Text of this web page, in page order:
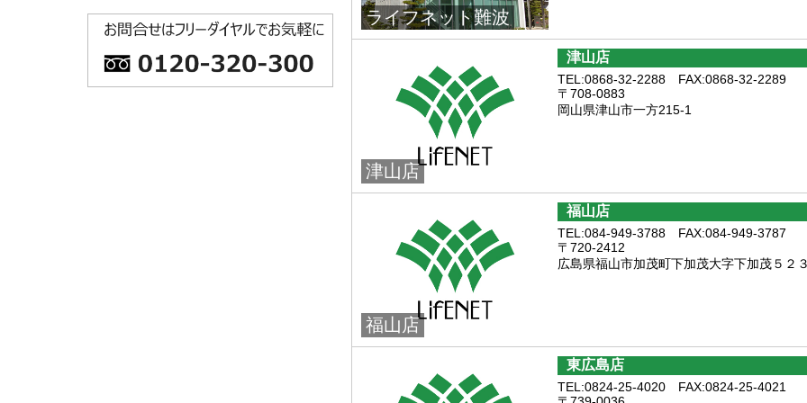
ライフネット難波
津山店
津山店
TEL:0868-32-2288 FAX:0868-32-2289
〒708-0883
岡山県津山市一方215-1
福山店
福山店
TEL:084-949-3788 FAX:084-949-3787
〒720-2412
広島県福山市加茂町下加茂大字下加茂５２
東広島店
TEL:0824-25-4020 FAX:0824-25-4021